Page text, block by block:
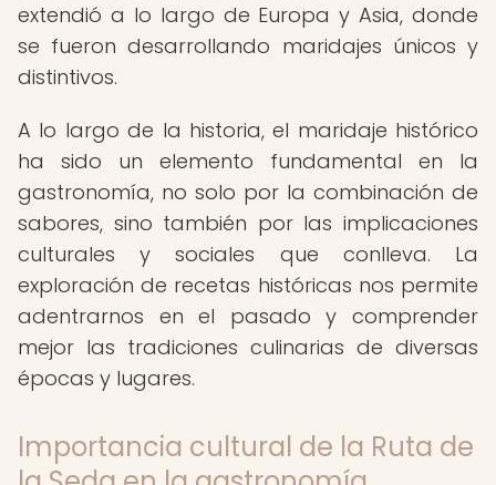
extendió a lo largo de Europa y Asia, donde
se fueron desarrollando maridajes únicos y
distintivos.
A lo largo de la historia, el maridaje histórico
ha sido un elemento fundamental en la
gastronomía, no solo por la combinación de
sabores, sino también por las implicaciones
culturales y sociales que conlleva. La
exploración de recetas históricas nos permite
adentrarnos en el pasado y comprender
mejor las tradiciones culinarias de diversas
épocas y lugares.
Importancia cultural de la Ruta de